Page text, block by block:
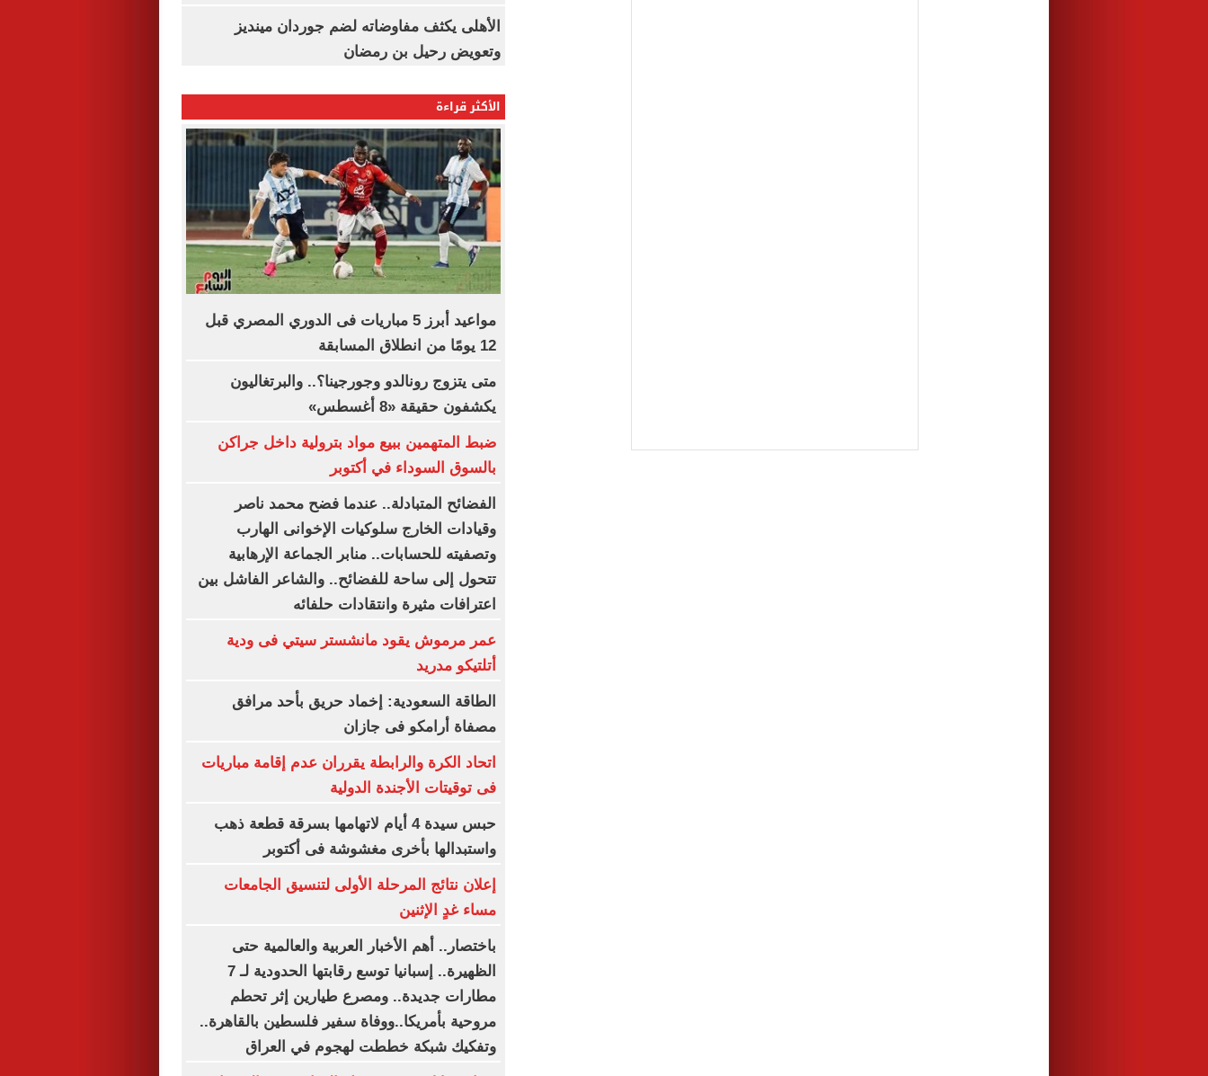
الأهلى يكثف مفاوضاته لضم جوردان مينديز
وتعويض رحيل بن رمضان
الأكثر قراءة
مواعيد أبرز 5 مباريات فى الدوري المصري قبل
12 يومًا من انطلاق المسابقة
متى يتزوج رونالدو وجورجينا؟.. والبرتغاليون
يكشفون حقيقة «8 أغسطس»
ضبط المتهمين ببيع مواد بترولية داخل جراكن
بالسوق السوداء في أكتوبر
الفضائح المتبادلة.. عندما فضح محمد ناصر
وقيادات الخارج سلوكيات الإخوانى الهارب
وتصفيته للحسابات.. منابر الجماعة الإرهابية
تتحول إلى ساحة للفضائح.. والشاعر الفاشل بين
اعترافات مثيرة وانتقادات حلفائه
عمر مرموش يقود مانشستر سيتي فى ودية
أتلتيكو مدريد
الطاقة السعودية: إخماد حريق بأحد مرافق
مصفاة أرامكو فى جازان
اتحاد الكرة والرابطة يقرران عدم إقامة مباريات
فى توقيتات الأجندة الدولية
حبس سيدة 4 أيام لاتهامها بسرقة قطعة ذهب
واستبدالها بأخرى مغشوشة فى أكتوبر
إعلان نتائج المرحلة الأولى لتنسيق الجامعات
مساء غدٍ الإثنين
باختصار.. أهم الأخبار العربية والعالمية حتى
الظهيرة.. إسبانيا توسع رقابتها الحدودية لـ 7
مطارات جديدة.. ومصرع طيارين إثر تحطم
مروحية بأمريكا..ووفاة سفير فلسطين بالقاهرة..
وتفكيك شبكة خططت لهجوم في العراق